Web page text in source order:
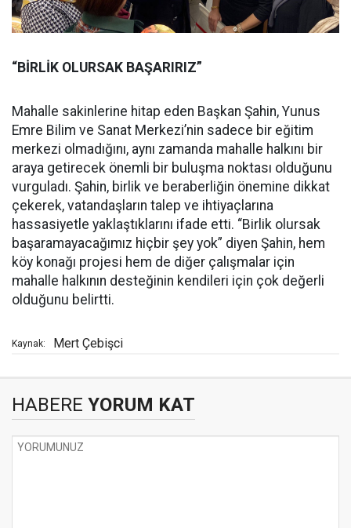
“BİRLİK OLURSAK BAŞARIRIZ”
Mahalle sakinlerine hitap eden Başkan Şahin, Yunus
Emre Bilim ve Sanat Merkezi’nin sadece bir eğitim
merkezi olmadığını, aynı zamanda mahalle halkını bir
araya getirecek önemli bir buluşma noktası olduğunu
vurguladı. Şahin, birlik ve beraberliğin önemine dikkat
çekerek, vatandaşların talep ve ihtiyaçlarına
hassasiyetle yaklaştıklarını ifade etti. “Birlik olursak
başaramayacağımız hiçbir şey yok” diyen Şahin, hem
köy konağı projesi hem de diğer çalışmalar için
mahalle halkının desteğinin kendileri için çok değerli
olduğunu belirtti.
Kaynak: Mert Çebişci
HABERE YORUM KAT